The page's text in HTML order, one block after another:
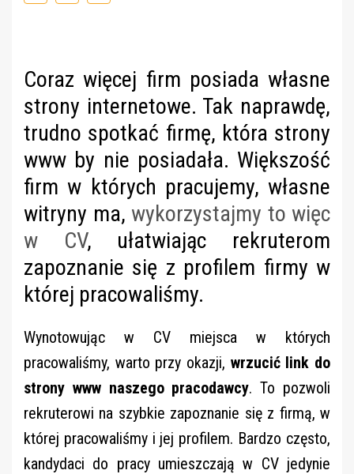
Coraz więcej firm posiada własne
strony internetowe. Tak naprawdę,
trudno spotkać firmę, która strony
www by nie posiadała. Większość
firm w których pracujemy, własne
witryny ma, wykorzystajmy to więc
w CV, ułatwiając rekruterom
zapoznanie się z profilem firmy w
której pracowaliśmy.
Wynotowując w CV miejsca w których
pracowaliśmy, warto przy okazji, wrzucić link do
strony www naszego pracodawcy. To pozwoli
rekruterowi na szybkie zapoznanie się z firmą, w
której pracowaliśmy i jej profilem. Bardzo często,
kandydaci do pracy umieszczają w CV jedynie